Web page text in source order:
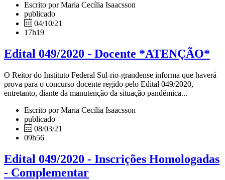
Escrito por Maria Cecília Isaacsson
publicado
04/10/21
17h19
Edital 049/2020 - Docente *ATENÇÃO*
O Reitor do Instituto Federal Sul-rio-grandense informa que haverá
prova para o concurso docente regido pelo Edital 049/2020,
entretanto, diante da manutenção da situação pandêmica...
Escrito por Maria Cecília Isaacsson
publicado
08/03/21
09h56
Edital 049/2020 - Inscrições Homologadas
- Complementar